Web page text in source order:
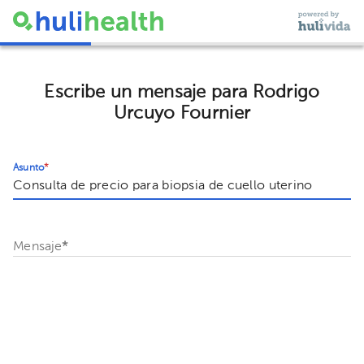
Escribe un mensaje para Rodrigo
Urcuyo Fournier
Asunto*
Mensaje*